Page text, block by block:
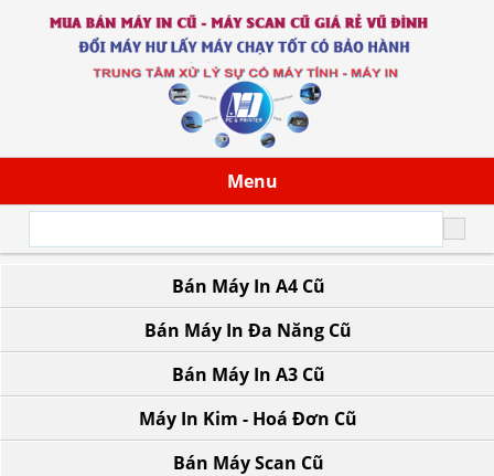
Menu
43/13 Đoàn Giỏi, P. Tân Sơn Nhì, TP.HCM
Bán Máy In A4 Cũ
Bán Máy In Đa Năng Cũ
Bán Máy In A3 Cũ
Máy In Kim - Hoá Đơn Cũ
Bán Máy Scan Cũ